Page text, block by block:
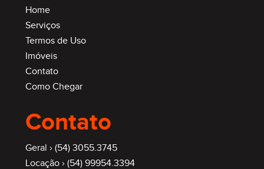
Home
Serviços
Termos de Uso
Imóveis
Contato
Como Chegar
Contato
Geral › (54) 3055.3745
Locação › (54) 99954.3394